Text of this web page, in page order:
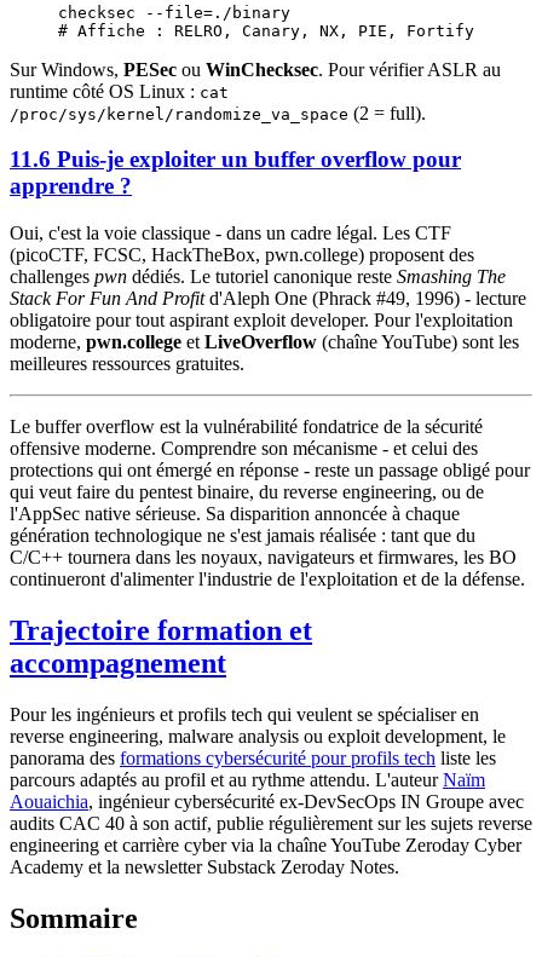
checksec --file=./binary
# Affiche : RELRO, Canary, NX, PIE, Fortify
Sur Windows, PESec ou WinChecksec. Pour vérifier ASLR au
runtime côté OS Linux : cat
/proc/sys/kernel/randomize_va_space (2 = full).
11.6 Puis-je exploiter un buffer overflow pour
apprendre ?
Oui, c'est la voie classique - dans un cadre légal. Les CTF
(picoCTF, FCSC, HackTheBox, pwn.college) proposent des
challenges pwn dédiés. Le tutoriel canonique reste Smashing The
Stack For Fun And Profitd'Aleph One (Phrack #49, 1996) - lecture
obligatoire pour tout aspirant exploit developer. Pour l'exploitation
moderne, pwn.college et LiveOverflow (chaîne YouTube) sont les
meilleures ressources gratuites.
Le buffer overflow est la vulnérabilité fondatrice de la sécurité
offensive moderne. Comprendre son mécanisme - et celui des
protections qui ont émergé en réponse - reste un passage obligé pour
qui veut faire du pentest binaire, du reverse engineering, ou de
l'AppSec native sérieuse. Sa disparition annoncée à chaque
génération technologique ne s'est jamais réalisée : tant que du
C/C++ tournera dans les noyaux, navigateurs et firmwares, les BO
continueront d'alimenter l'industrie de l'exploitation et de la défense.
Trajectoire formation et
accompagnement
Pour les ingénieurs et profils tech qui veulent se spécialiser en
reverse engineering, malware analysis ou exploit development, le
panorama des formations cybersécurité pour profils tech liste les
parcours adaptés au profil et au rythme attendu. L'auteurNaïm
Aouaichia, ingénieur cybersécurité ex-DevSecOps IN Groupe avec
audits CAC 40 à son actif, publie régulièrement sur les sujets reverse
engineering et carrière cyber via la chaîne YouTube Zeroday Cyber
Academy et la newsletter Substack Zeroday Notes.
Sommaire